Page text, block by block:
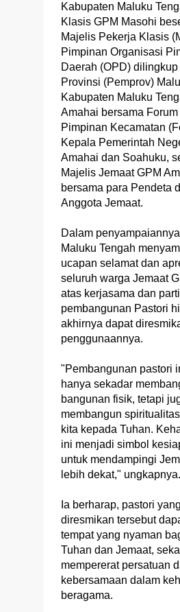
Kabupaten Maluku
Klasis GPM Masohi
Majelis Pekerja Klasis
Pimpinan Organisasi
Daerah (OPD)
Provinsi (Pemprov)
Kabupaten Maluku
Amahai bersama
Pimpinan Kecamatan
Kepala Pemerintah
Amahai dan Soahuku,
Majelis Jemaat GPM
bersama para Pendeta
Anggota Jemaat.
Dalam
Maluku Tengah
ucapan selamat dan
seluruh warga Jemaat
atas kerjasama dan
pembangunan Pastori
akhirnya dapat
penggunaannya.
"Pembangunan pastori
hanya sekadar
bangunan fisik, tetapi
membangun
kita kepada Tuhan.
ini menjadi simbol
untuk mendampingi
lebih dekat," ungkapnya.
Ia berharap, pastori
diresmikan tersebut
tempat yang nyaman
Tuhan dan Jemaat,
mempererat persatuan
kebersamaan dalam
beragama.